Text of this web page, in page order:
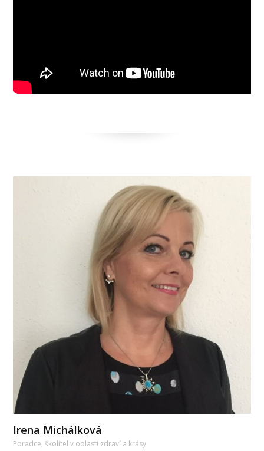
Irena Michálková
Poradce, školitel v oblasti zdraví a krásy